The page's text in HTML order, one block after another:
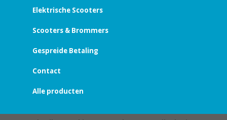
Elektrische Scooters
Scooters & Brommers
Gespreide Betaling
Contact
Alle producten